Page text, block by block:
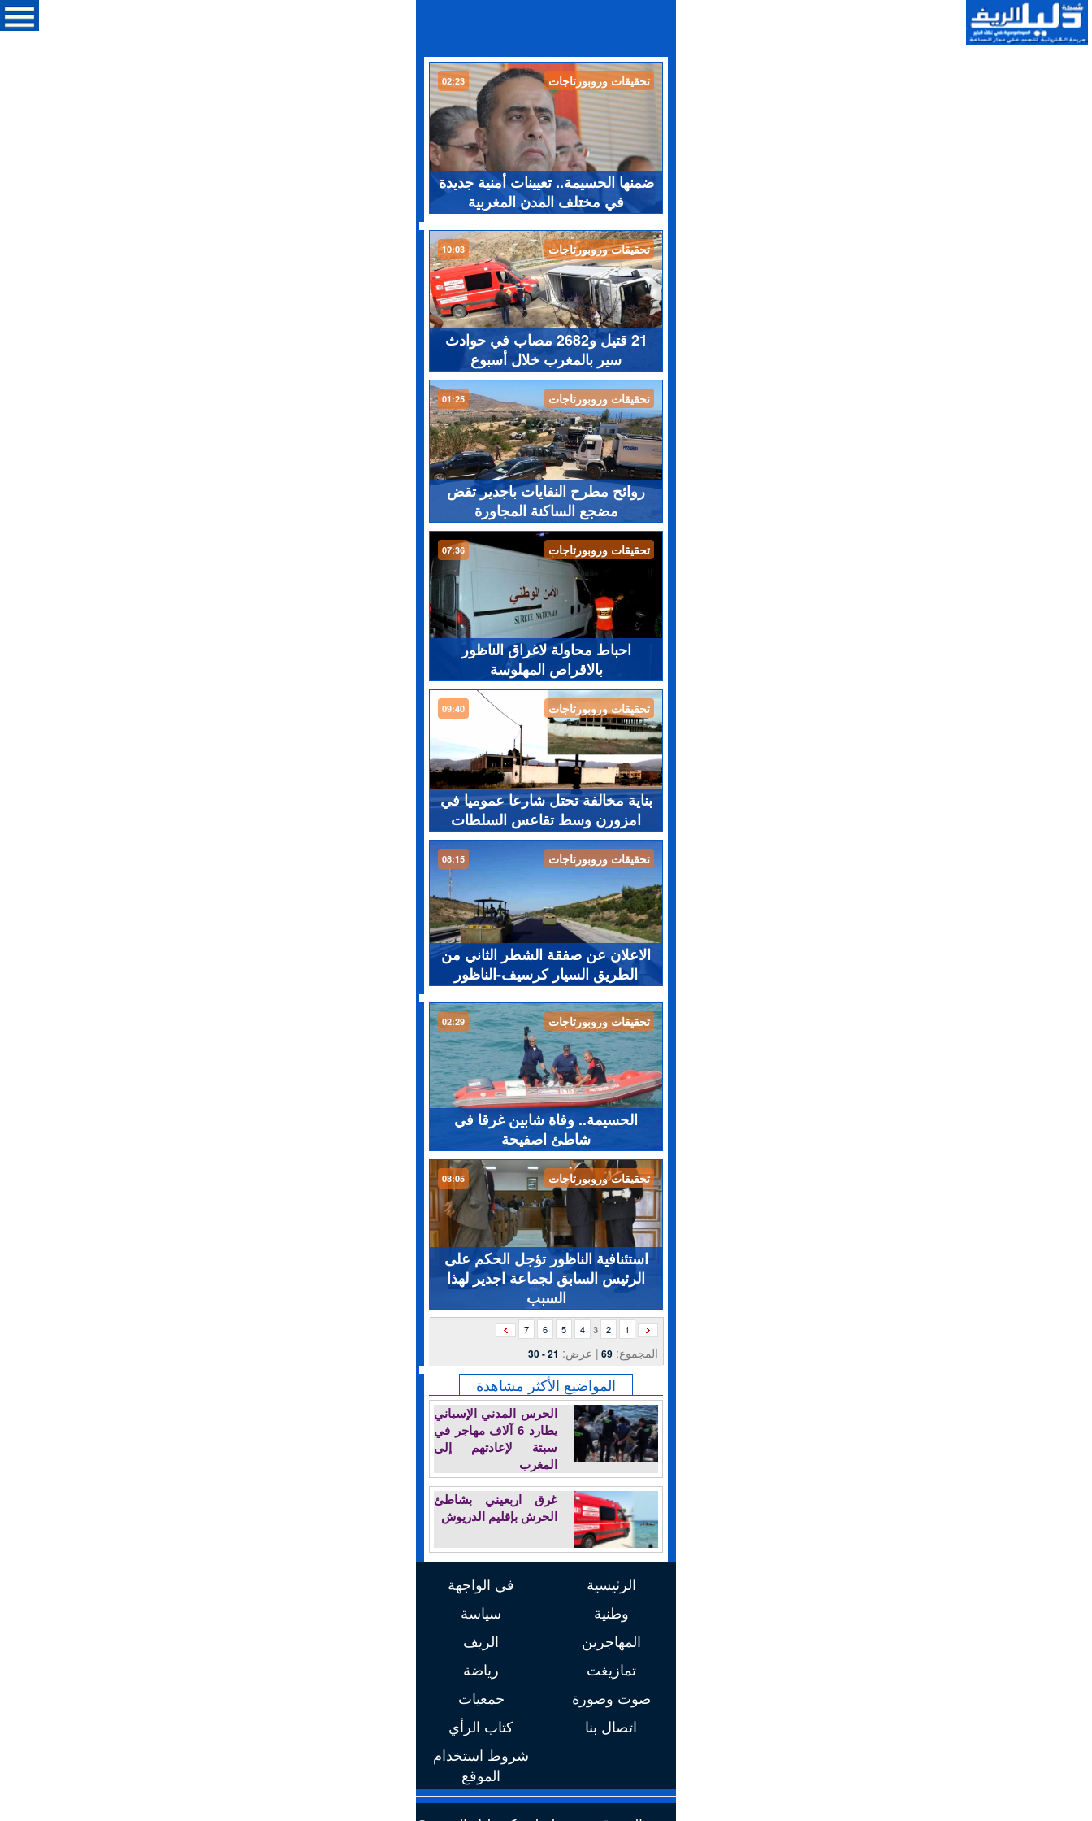
تحقيقات وروبورتاجات 02:23
ضمنها الحسيمة.. تعيينات أمنية جديدة
في مختلف المدن المغربية
تحقيقات وروبورتاجات 10:03
21 قتيل و2682 مصاب في حوادث
سير بالمغرب خلال أسبوع
تحقيقات وروبورتاجات 01:25
روائح مطرح النفايات باجدير تقض
مضجع الساكنة المجاورة
تحقيقات وروبورتاجات 07:36
احباط محاولة لاغراق الناظور
بالاقراص المهلوسة
تحقيقات وروبورتاجات 09:40
بناية مخالفة تحتل شارعا عموميا في
امزورن وسط تقاعس السلطات
تحقيقات وروبورتاجات 08:15
الاعلان عن صفقة الشطر الثاني من
الطريق السيار كرسيف-الناظور
تحقيقات وروبورتاجات 02:29
الحسيمة.. وفاة شابين غرقا في
شاطئ اصفيحة
تحقيقات وروبورتاجات 08:05
استئنافية الناظور تؤجل الحكم على
الرئيس السابق لجماعة اجدير لهذا
السبب
1
2
4
5
6
7
المجموع: 69 | عرض: 21 - 30
المواضيع الأكثر مشاهدة
الحرس المدني الإسباني
يطارد 6 آلاف مهاجر في
سبتة لإعادتهم إلى
المغرب
غرق اربعيني بشاطئ
الحرش بإقليم الدريوش
في الواجهة
الرئيسية
سياسة
وطنية
الريف
المهاجرين
رياضة
تمازيغت
جمعيات
صوت وصورة
كتاب الرأي
اتصال بنا
شروط استخدام
الموقع